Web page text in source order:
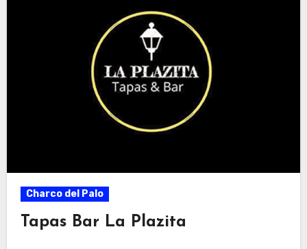
Charco del Palo
Tapas Bar La Plazita